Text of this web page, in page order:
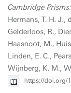
Cambridge
Hermans, T. H. J.,
Gelderloos, R.,
Haasnoot, M.,
Linden, E. C.,
Wijnberg, K. M.,
https://doi.org/